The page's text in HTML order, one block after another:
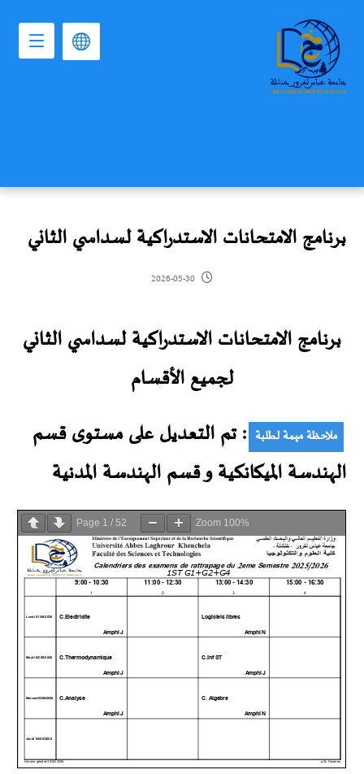
برنامج الامتحانات الاستدراكية لسداسي الثاني
2026-05-30
برنامج الامتحانات الاستدراكية لسداسي الثاني
لجميع الأقسام
ملاحظة مهمة لطلبة : تم التعديل على مستوىقسم
الهندسة الميكانكية و قسم الهندسة المدنية
Page 1 / 52 Zoom 100%